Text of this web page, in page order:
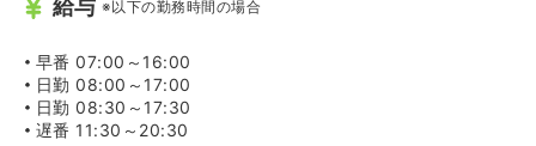
給与 ※以下の勤務時間の場合
早番 07:00～16:00
日勤 08:00～17:00
日勤 08:30～17:30
遅番 11:30～20:30